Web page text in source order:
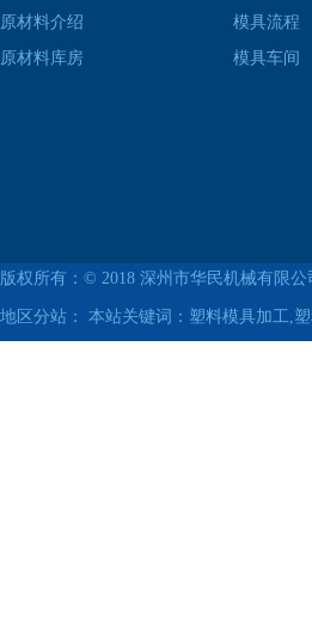
原材料介绍
原材料库房
模具流程
模具车间
版权所有：© 2018 深州市华民机械有限公
地区分站： 本站关键词：塑料模具加工,